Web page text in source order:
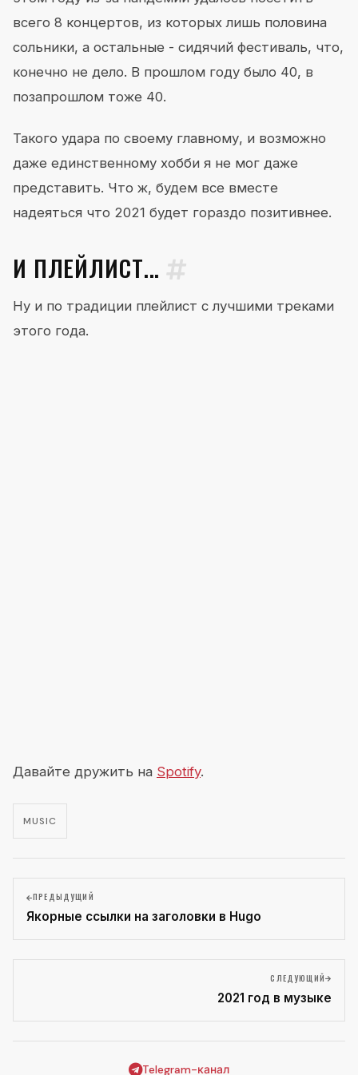
всего 8 концертов, из которых лишь половина
сольники, а остальные - сидячий фестиваль, что,
конечно не дело. В прошлом году было 40, в
позапрошлом тоже 40.
Такого удара по своему главному, и возможно
даже единственному хобби я не мог даже
представить. Что ж, будем все вместе
надеяться что 2021 будет гораздо позитивнее.
И ПЛЕЙЛИСТ...
Ну и по традиции плейлист с лучшими треками
этого года.
Давайте дружить на Spotify.
MUSIC
ПРЕДЫДУЩИЙ
Якорные ссылки на заголовки в Hugo
СЛЕДУЮЩИЙ
2021 год в музыке
Telegram-канал